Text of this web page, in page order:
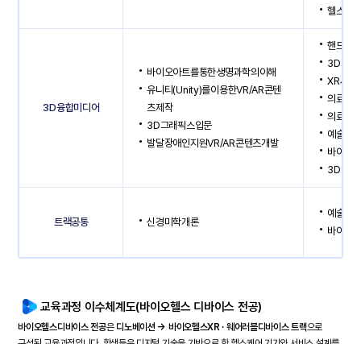
헬스케
3D융합미디어
바이오아트를통한생명과학의이해
유니티(Unity)를이용한VR/AR콘텐
츠제작
3D그래픽스입문
발달장애인지원VR/AR콘텐츠개발
핸드메
3D그래
XR사용
의료영
의료영
예술과
바이오
3D물리
트랙공통 신경미학개론
예술과
바이오
교육과정 이수체계도(바이오헬스 디바이스 전공)
바이오헬스디바이스 전공은 디노베이션 → 바이오헬스XR · 웨어러블디바이스 트랙으로